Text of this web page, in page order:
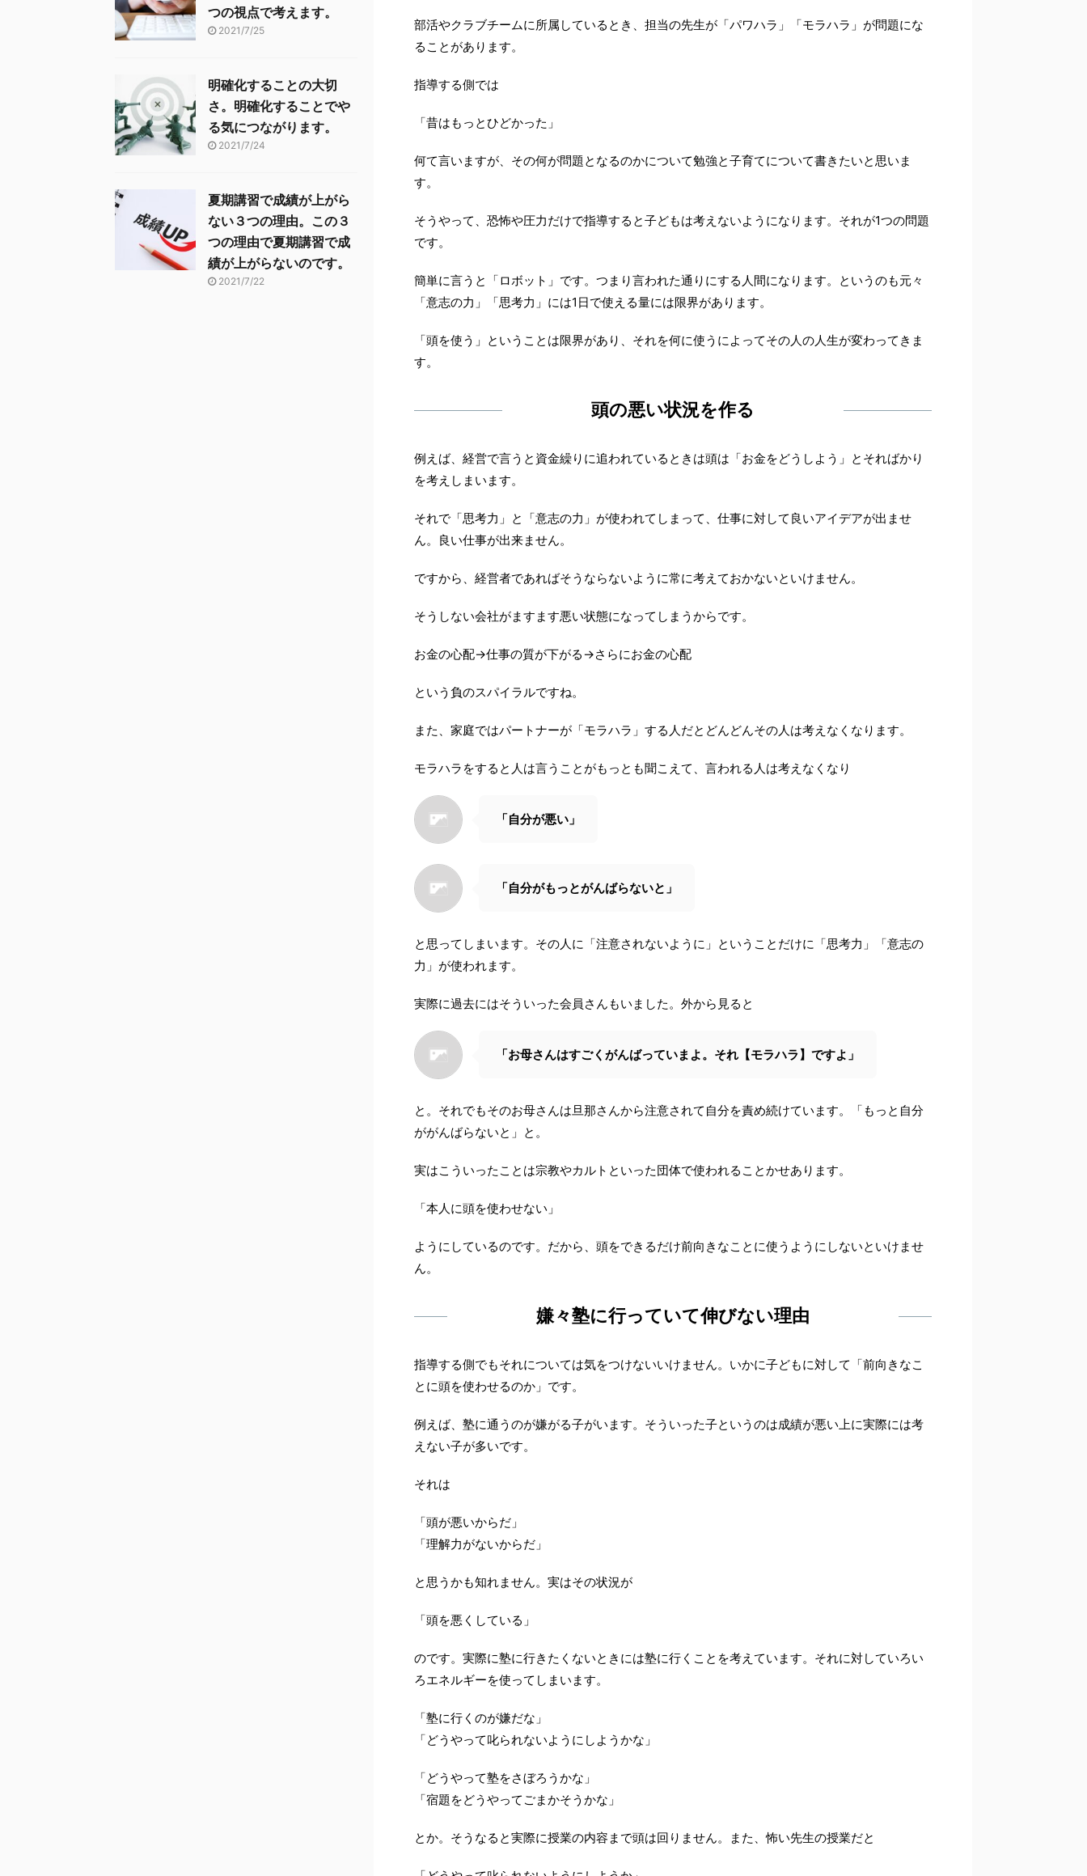
部活やクラブチームに所属しているとき、担当の先生が「パワハラ」「モラハラ」が問題にな
ることがあります。
指導する側では
「昔はもっとひどかった」
何て言いますが、その何が問題となるのかについて勉強と子育てについて書きたいと思いま
す。
そうやって、恐怖や圧力だけで指導すると子どもは考えないようになります。それが1つの問題
です。
簡単に言うと「ロボット」です。つまり言われた通りにする人間になります。というのも元々
「意志の力」「思考力」には1日で使える量には限界があります。
「頭を使う」ということは限界があり、それを何に使うによってその人の人生が変わってきま
す。
頭の悪い状況を作る
例えば、経営で言うと資金繰りに追われているときは頭は「お金をどうしよう」とそればかり
を考えしまいます。
それで「思考力」と「意志の力」が使われてしまって、仕事に対して良いアイデアが出ませ
ん。良い仕事が出来ません。
ですから、経営者であればそうならないように常に考えておかないといけません。
そうしない会社がますます悪い状態になってしまうからです。
お金の心配→仕事の質が下がる→さらにお金の心配
という負のスパイラルですね。
また、家庭ではパートナーが「モラハラ」する人だとどんどんその人は考えなくなります。
モラハラをすると人は言うことがもっとも聞こえて、言われる人は考えなくなり
「自分が悪い」
「自分がもっとがんばらないと」
と思ってしまいます。その人に「注意されないように」ということだけに「思考力」「意志の
力」が使われます。
実際に過去にはそういった会員さんもいました。外から見ると
「お母さんはすごくがんばっていまよ。それ【モラハラ】ですよ」
と。それでもそのお母さんは旦那さんから注意されて自分を責め続けています。「もっと自分
ががんばらないと」と。
実はこういったことは宗教やカルトといった団体で使われることかせあります。
「本人に頭を使わせない」
ようにしているのです。だから、頭をできるだけ前向きなことに使うようにしないといけませ
ん。
嫌々塾に行っていて伸びない理由
指導する側でもそれについては気をつけないいけません。いかに子どもに対して「前向きなこ
とに頭を使わせるのか」です。
例えば、塾に通うのが嫌がる子がいます。そういった子というのは成績が悪い上に実際には考
えない子が多いです。
それは
「頭が悪いからだ」
「理解力がないからだ」
と思うかも知れません。実はその状況が
「頭を悪くしている」
のです。実際に塾に行きたくないときには塾に行くことを考えています。それに対していろい
ろエネルギーを使ってしまいます。
「塾に行くのが嫌だな」
「どうやって叱られないようにしようかな」
「どうやって塾をさぼろうかな」
「宿題をどうやってごまかそうかな」
とか。そうなると実際に授業の内容まで頭は回りません。また、怖い先生の授業だと
つの視点で考えます。
2021/7/25
明確化することの大切
さ。明確化することでや
る気につながります。
2021/7/24
夏期講習で成績が上がら
ない３つの理由。この３
つの理由で夏期講習で成
績が上がらないのです。
2021/7/22